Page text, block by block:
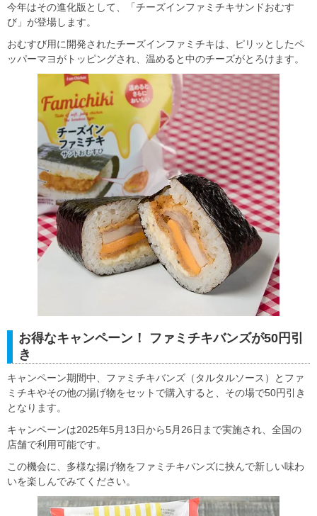
今年はその進化版として、「チーズインファミチキサンドおむす
び」が登場します。
おむすび用に開発されたチーズインファミチキは、ピリッとしたペ
ッパーマヨがトッピングされ、温めると中のチーズがとろけます。
お得なキャンペーン！ ファミチキバンズが50円引
き
キャンペーン期間中、ファミチキバンズ（タルタルソース）とファ
ミチキやその他の揚げ物をセットで購入すると、その場で50円引き
となります。
キャンペーンは2025年5月13日から5月26日まで実施され、全国の
店舗で利用可能です。
この機会に、多様な揚げ物をファミチキバンズに挟んで新しい味わ
いを楽しんでみてください。